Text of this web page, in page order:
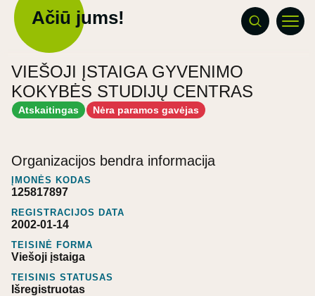
Ačiū jums!
VIEŠOJI ĮSTAIGA GYVENIMO
KOKYBĖS STUDIJŲ CENTRAS
Atskaitingas Nėra paramos gavėjas
Organizacijos bendra informacija
ĮMONĖS KODAS
125817897
REGISTRACIJOS DATA
2002-01-14
TEISINĖ FORMA
Viešoji įstaiga
TEISINIS STATUSAS
Išregistruotas